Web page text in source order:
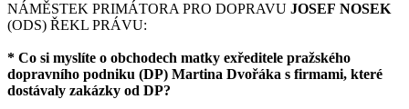
NÁMĚSTEK PRIMÁTORA PRO DOPRAVU JOSEF NOSEK
(ODS) ŘEKL PRÁVU:
* Co si myslíte o obchodech matky exředitele pražského
dopravního podniku (DP) Martina Dvořáka s firmami, které
dostávaly zakázky od DP?